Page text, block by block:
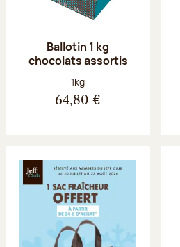
Ballotin 1 kg
chocolats assortis
Poids net :
1kg
64,80 €